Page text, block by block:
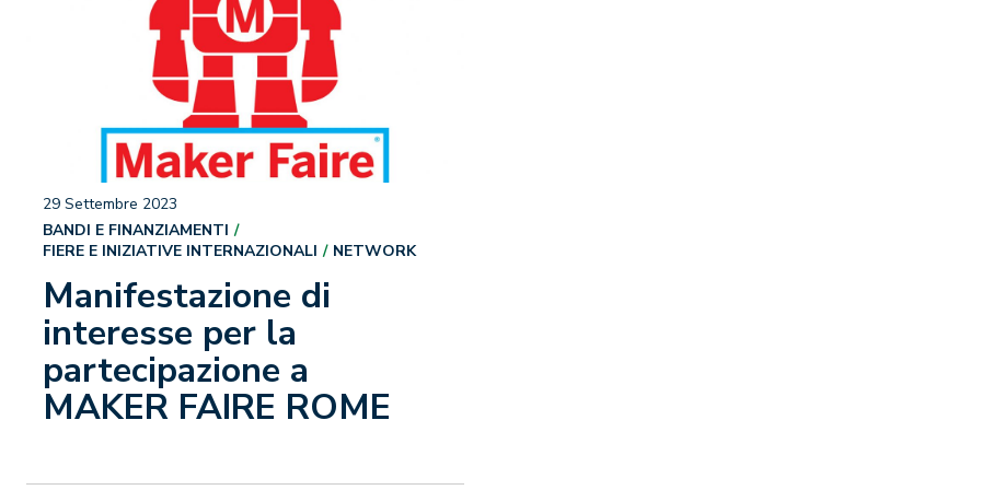
Manifestazione di
interesse per la
partecipazione a
MAKER FAIRE ROME
29 Settembre 2023
BANDI E FINANZIAMENTI
FIERE E INIZIATIVE INTERNAZIONALI
NETWORK